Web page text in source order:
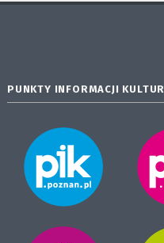
PUNKTY INFORMACJI